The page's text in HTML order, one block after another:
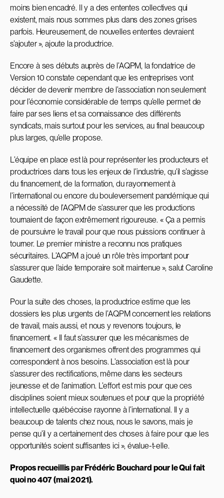
moins bien encadré. Il y a des ententes collectives qui
existent, mais nous sommes plus dans des zones grises
parfois. Heureusement, de nouvelles ententes devraient
s’ajouter », ajoute la productrice.
Encore à ses débuts auprès de l’AQPM, la fondatrice de
Version 10 constate cependant que les entreprises vont
décider de devenir membre de l’association non seulement
pour l’économie considérable de temps qu’elle permet de
faire par ses liens et sa connaissance des différents
syndicats, mais surtout pour les services, au final beaucoup
plus larges, qu’elle propose.
L’équipe en place est là pour représenter les producteurs et
productrices dans tous les enjeux de l’industrie, qu’il s’agisse
du financement, de la formation, du rayonnement à
l’international ou encore du bouleversement pandémique qui
a nécessité de l’AQPM de s’assurer que les productions
tournaient de façon extrêmement rigoureuse. « Ça a permis
de poursuivre le travail pour que nous puissions continuer à
tourner. Le premier ministre a reconnu nos pratiques
sécuritaires. L’AQPM a joué un rôle très important pour
s’assurer que l’aide temporaire soit maintenue », salut Caroline
Gaudette.
Pour la suite des choses, la productrice estime que les
dossiers les plus urgents de l’AQPM concernent les relations
de travail, mais aussi, et nous y revenons toujours, le
financement. « Il faut s’assurer que les mécanismes de
financement des organismes offrent des programmes qui
correspondent à nos besoins. L’association est là pour
s’assurer des rectifications, même dans les secteurs
jeunesse et de l’animation. L’effort est mis pour que ces
disciplines soient mieux soutenues et pour que la propriété
intellectuelle québécoise rayonne à l’international. Il y a
beaucoup de talents chez nous, nous le savons, mais je
pense qu’il y a certainement des choses à faire pour que les
opportunités soient suffisantes ici », évalue-t-elle.
Propos recueillis par Frédéric Bouchard pour le Qui fait
quoi no 407 (mai 2021).